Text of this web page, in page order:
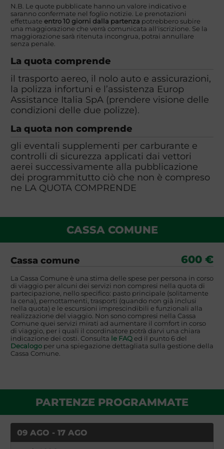
N.B. Le quote pubblicate hanno un valore indicativo e
saranno confermate nel foglio notizie. Le prenotazioni
effettuate entro 10 giorni dalla partenza potrebbero subire
una maggiorazione che verrà comunicata all'iscrizione. Se la
maggiorazione sarà ritenuta incongrua, potrai annullare
senza penale.
La quota comprende
il trasporto aereo, il nolo auto e assicurazioni,
la polizza infortuni e l’assistenza Europ
Assistance Italia SpA (prendere visione delle
condizioni delle due polizze).
La quota non comprende
gli eventali supplementi per carburante e
controlli di sicurezza applicati dai vettori
aerei successivamente alla pubblicazione
dei programmitutto ciò che non è compreso
ne LA QUOTA COMPRENDE
CASSA COMUNE
Cassa comune 600 €
La Cassa Comune è una stima delle spese per persona in corso
di viaggio per alcuni dei servizi non compresi nella quota di
partecipazione, nello specifico: pasto principale (solitamente
la cena), pernottamenti, trasporti (quando non già inclusi
nella quota) e le escursioni imprescindibili e funzionali alla
realizzazione del viaggio. Non sono compresi nella Cassa
Comune quei servizi mirati ad aumentare il comfort in corso
di viaggio, per i quali il coordinatore potrà darvi una chiara
indicazione dei costi. Consulta le FAQed il punto 6 del
Decalogoper una spiegazione dettagliata sulla gestione della
Cassa Comune.
PARTENZE PROGRAMMATE
09 AGO - 17 AGO